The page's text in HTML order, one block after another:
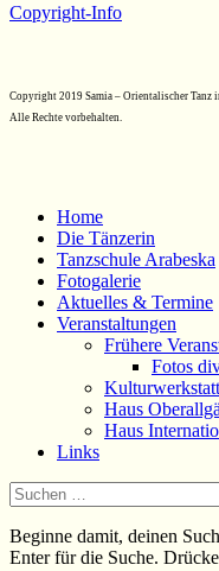
Copyright-Info
Copyright 2019 Samia – Orientalischer Tanz
Alle Rechte vorbehalten.
Home
Die Tänzerin
Tanzschule Arabeska
Fotogalerie
Aktuelles & Termine
Veranstaltungen
Frühere
Fotos
Haus
Haus
Links
Suchen
nach:
Beginne damit, deinen
Enter für die Suche.